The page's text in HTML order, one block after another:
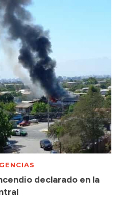
declarado en la